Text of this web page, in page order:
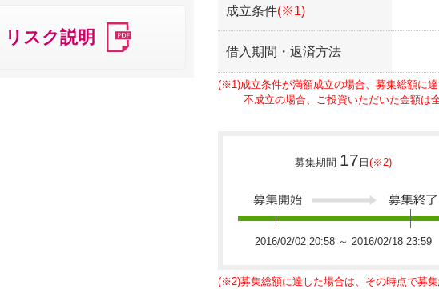
リスク説明
成立条件(※1)
借入期間・返済方法
(※1)成立条件が満額成立の場合、募集総額に
不成立の場合、ご投資いただいた金額は
募集期間 17 日(※2)
2016/02/02 20:58 ～ 2016/02/18 23:59
(※2)募集総額に達した場合は、その時点で募集